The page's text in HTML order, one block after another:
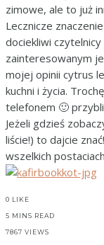
zimowe, ale to już
Lecznicze
dociekliwi
zainteresowanym
mojej opinii cytrus
kuchni i życia.
telefonem 🙂
Jeżeli gdzieś
liście!) to dajcie
wszelkich
0 LIKE
5 MINS READ
7867 VIEWS